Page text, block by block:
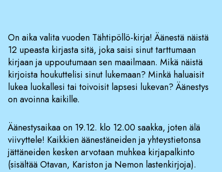
On aika valita vuoden Tähtipöllö-kirja! Äänestä näistä
12 upeasta kirjasta sitä, joka saisi sinut tarttumaan
kirjaan ja uppoutumaan sen maailmaan. Mikä näistä
kirjoista houkuttelisi sinut lukemaan? Minkä haluaisit
lukea luokallesi tai toivoisit lapsesi lukevan? Äänestys
on avoinna kaikille.
Äänestysaikaa on 19.12. klo 12.00 saakka, joten älä
viivyttele! Kaikkien äänestäneiden ja yhteystietonsa
jättäneiden kesken arvotaan muhkea kirjapalkinto
(sisältää Otavan, Kariston ja Nemon lastenkirjoja).